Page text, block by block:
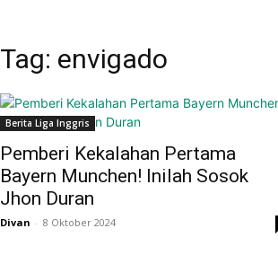
Tag: envigado
Berita Liga Inggris
Pemberi Kekalahan Pertama
Bayern Munchen! Inilah Sosok
Jhon Duran
Divan - 8 Oktober 2024